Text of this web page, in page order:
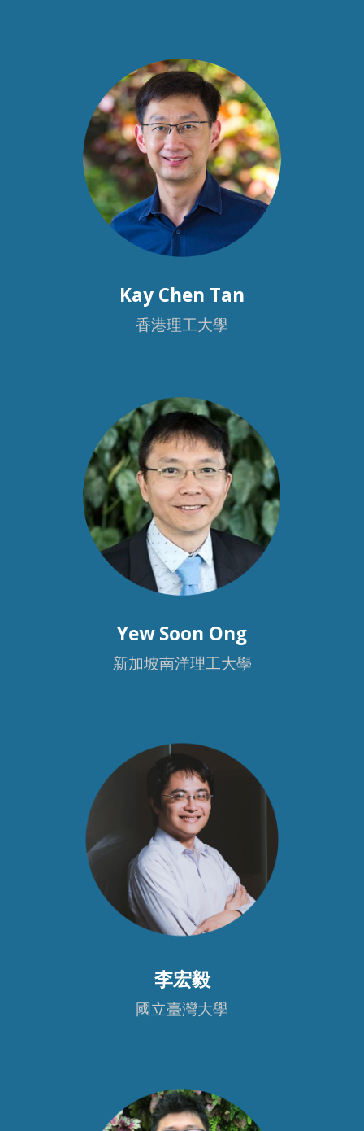
Kay Chen Tan
香港理工大學
Yew Soon Ong
新加坡南洋理工大學
李宏毅
國立臺灣大學